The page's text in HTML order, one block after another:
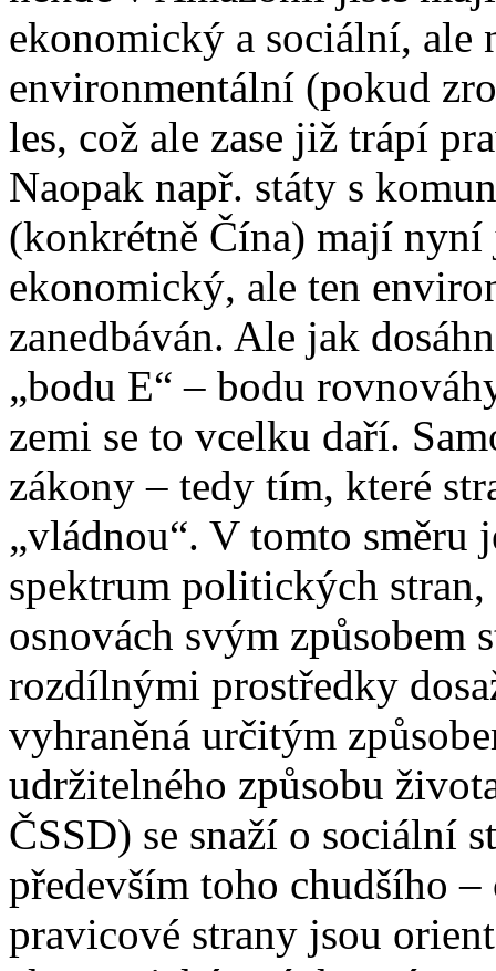
ekonomický a sociální,
environmentální (pokud
les, což ale zase již trápí
Naopak např. státy s
(konkrétně Čína) mají
ekonomický, ale ten
zanedbáván. Ale jak
„bodu E“ – bodu
zemi se to vcelku daří.
zákony – tedy tím, které
„vládnou“. V tomto směru
spektrum politických stran,
osnovách svým způsobem
rozdílnými prostředky
vyhraněná určitým
udržitelného způsobu
ČSSD) se snaží o sociální
především toho chudšího
pravicové strany jsou